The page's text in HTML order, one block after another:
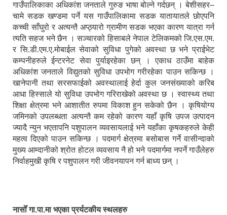
गाउँपालिकाका अधिकांश जनताले गुरुङ भाषा बोल्ने गर्दछन् । बेशीसहर–
चामे सडक खण्डमा पर्ने यस गाउँपालिकामा सडक यातायातले छोएपनि
कच्ची साँघुरो र अत्यन्तै अप्ठ्यारो ग्रामीण सडक भएका कारण यात्रा गर्न
त्यति सहज भने छैन । सञ्चारको हिसाबले नेपाल टेलिकमको जि.एस.एम.
र सि.डी.एम.ए.मोबाईल सेवाको सुविधा पुगेको अवस्था छ भने प्राईभेट
कम्पनीहरुले ईन्टरनेट सेवा पुर्याइरहेका छन् । एकाध ठाउँमा बाहेक
अधिकांश जनताले विद्युतको सुविधा उपभोग गरीरहेका पाउन सकिन्छ ।
खानेपानी तथा सरसफाईको अवस्थालाई हेर्दा कुल जनसंख्याको करिब
आधा हिस्साले यो सुविधा उपभोग गरिराखेको अवस्था छ । स्वास्थ्य तथा
शिक्षा क्षेत्रमा भने आशातीत रुपमा विकाश हुन सकेको छैन । कृषियोग्य
जमिनको उपलब्धता अत्यन्तै कम रहेको कारण यहाँ कृषि उपज उत्पादन
ज्यादै न्युन भएतापनि पशुपालन व्यवसायलाई भने यहाँका कृषकहरुले केही
महत्व दिएको पाउन सकिन्छ । पदमार्ग क्षेत्रमा बसोबास गर्ने वासीन्दाको
मुख्य आम्दानीको श्रोत होटल व्यवसाय नै हो भने पदमार्गमा नपर्ने गाउँलेहरु
निर्वाहमुखी कृषि र पशुपालन गरी जीवनयापन गर्न बाध्य छन् ।
नासोँ गा.पा.मा भएका प्रर्यटकीय स्थलहरु